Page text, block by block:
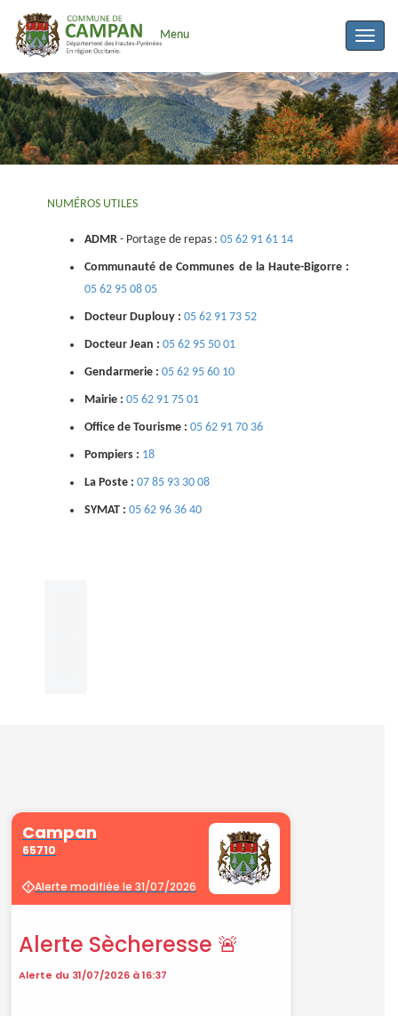
Toggle
Menu
NUMÉROS UTILES
ADMR - Portage de repas :05 62 91 61 14
Communauté de Communes de la Haute-Bigorre :
05 62 95 08 05
Docteur Duplouy : 05 62 91 73 52
Docteur Jean : 05 62 95 50 01
Gendarmerie : 05 62 95 60 10
Mairie : 05 62 91 75 01
Office de Tourisme : 05 62 91 70 36
Pompiers : 18
La Poste : 07 85 93 30 08
SYMAT :05 62 96 36 40